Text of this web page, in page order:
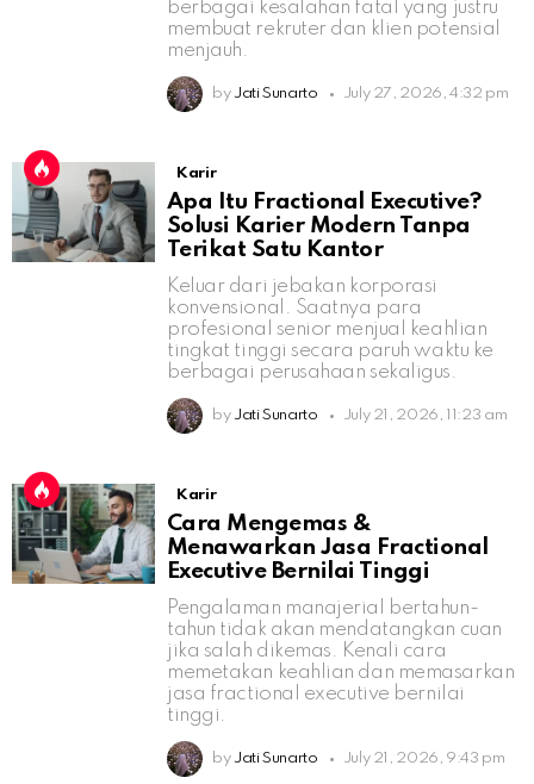
berbagai kesalahan fatal yang justru
membuat rekruter dan klien potensial
menjauh.
by Jati Sunarto July 27, 2026, 4:32 pm
Karir
Apa Itu Fractional Executive?
Solusi Karier Modern Tanpa
Terikat Satu Kantor
Keluar dari jebakan korporasi
konvensional. Saatnya para
profesional senior menjual keahlian
tingkat tinggi secara paruh waktu ke
berbagai perusahaan sekaligus.
by Jati Sunarto July 21, 2026, 11:23 am
Karir
Cara Mengemas &
Menawarkan Jasa Fractional
Executive Bernilai Tinggi
Pengalaman manajerial bertahun-
tahun tidak akan mendatangkan cuan
jika salah dikemas. Kenali cara
memetakan keahlian dan memasarkan
jasa fractional executive bernilai
tinggi.
by Jati Sunarto July 21, 2026, 9:43 pm